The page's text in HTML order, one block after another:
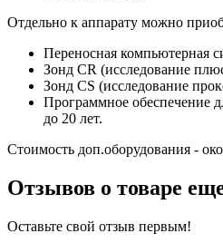
Отдельно к аппарату можно
Переносная компьютерная
Зонд CR (исследование
Зонд CS (исследование
Программное обеспечение
до 20 лет.
Стоимость доп.оборудования -
Отзывов о товаре
Оставьте свой отзыв первым!